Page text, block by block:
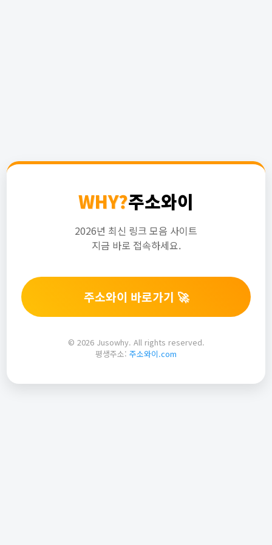
WHY?주소와이
2026년 최신 링크 모음 사이트
지금 바로 접속하세요.
주소와이 바로가기 🚀
© 2026 Jusowhy. All rights reserved.
평생주소: 주소와이.com